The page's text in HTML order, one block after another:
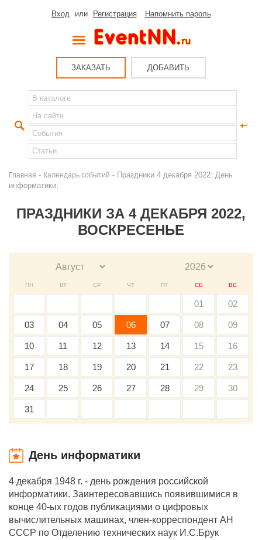
Вход или Регистрация Напомнить пароль
ЗАКАЗАТЬ ДОБАВИТЬ
Главная - Календарь событий - Праздники 4 декабря 2022: День
информатики;
ПРАЗДНИКИ ЗА 4 ДЕКАБРЯ 2022,
ВОСКРЕСЕНЬЕ
ПН ВТ СР ЧТ ПТ СБ ВС
01 02
03 04 05 06 07 08 09
10 11 12 13 14 15 16
17 18 19 20 21 22 23
24 25 26 27 28 29 30
31
День информатики
4 декабря 1948 г. - день рождения российской
информатики. Заинтересовавшись появившимися в
конце 40-ых годов публикациями о цифровых
вычислительных машинах, член-корреспондент АН
СССР по Отделению технических наук И.С.Брук